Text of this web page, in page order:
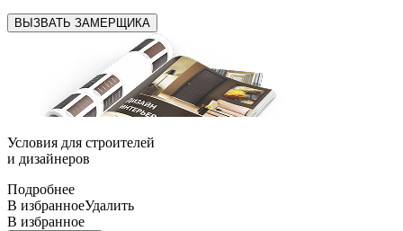
ВЫЗВАТЬ ЗАМЕРЩИКА
Условия для строителей
и дизайнеров
Подробнее
В избранноеУдалить
В избранное